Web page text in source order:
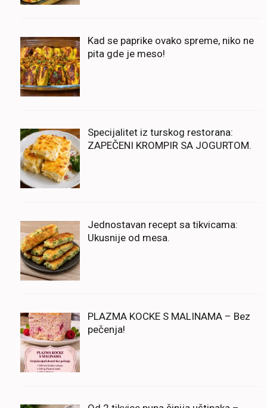
Kad se paprike ovako spreme, niko ne
pita gde je meso!
Specijalitet iz turskog restorana:
ZAPEČENI KROMPIR SA JOGURTOM.
Jednostavan recept sa tikvicama:
Ukusnije od mesa.
PLAZMA KOCKE S MALINAMA – Bez
pečenja!